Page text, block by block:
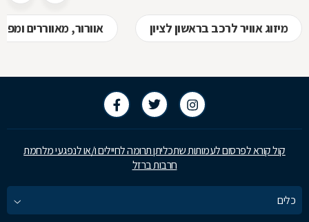
מיזוג אוויר לרכב בראשון לציון אוורור, מאווררים
קול קורא לפרסום לעמותות שתכליתן תרומה לחיילים ו/או לנפגעי מלחמת
חרבות ברזל
כלים